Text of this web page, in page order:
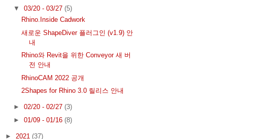
▼ 03/20 - 03/27 (5)
Rhino.Inside Cadwork
새로운 ShapeDiver 플러그인 (v1.9) 안
내
Rhino와 Revit을 위한 Conveyor 새 버
전 안내
RhinoCAM 2022 공개
2Shapes for Rhino 3.0 릴리스 안내
► 02/20 - 02/27 (3)
► 01/09 - 01/16 (8)
► 2021 (37)